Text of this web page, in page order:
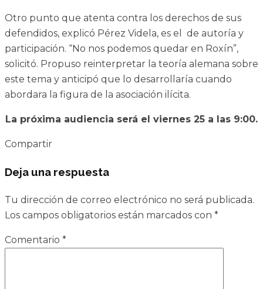
Otro punto que atenta contra los derechos de sus
defendidos, explicó Pérez Videla, es el de autoría y
participación. “No nos podemos quedar en Roxín”,
solicitó. Propuso reinterpretar la teoría alemana sobre
este tema y anticipó que lo desarrollaría cuando
abordara la figura de la asociación ilícita.
La próxima audiencia será el viernes 25 a las 9:00.
Compartir
Deja una respuesta
Tu dirección de correo electrónico no será publicada.
Los campos obligatorios están marcados con *
Comentario *